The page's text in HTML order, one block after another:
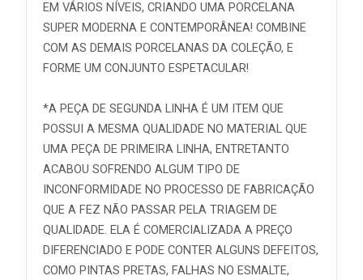
EM VÁRIOS NÍVEIS, CRIANDO UMA PORCELANA
SUPER MODERNA E CONTEMPORÂNEA! COMBINE
COM AS DEMAIS PORCELANAS DA COLEÇÃO, E
FORME UM CONJUNTO ESPETACULAR!
*A PEÇA DE SEGUNDA LINHA É UM ITEM QUE
POSSUI A MESMA QUALIDADE NO MATERIAL QUE
UMA PEÇA DE PRIMEIRA LINHA, ENTRETANTO
ACABOU SOFRENDO ALGUM TIPO DE
INCONFORMIDADE NO PROCESSO DE FABRICAÇÃO
QUE A FEZ NÃO PASSAR PELA TRIAGEM DE
QUALIDADE. ELA É COMERCIALIZADA A PREÇO
DIFERENCIADO E PODE CONTER ALGUNS DEFEITOS,
COMO PINTAS PRETAS, FALHAS NO ESMALTE,